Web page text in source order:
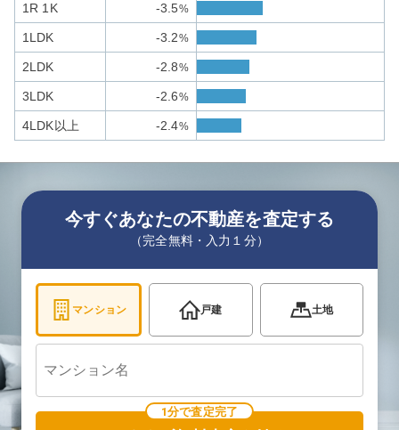
1R 1K -3.5%
1LDK -3.2%
2LDK -2.8%
3LDK -2.6%
4LDK以上 -2.4%
今すぐあなたの不動産を査定する
（完全無料・入力１分）
マンション 戸建 土地
1分で査定完了